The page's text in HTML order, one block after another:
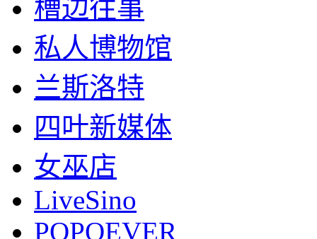
槽边往事
私人博物馆
兰斯洛特
四叶新媒体
女巫店
LiveSino
POPOEVER